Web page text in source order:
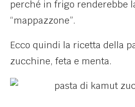
perché in frigo renderebbe
“mappazzone”.
Ecco quindi la ricetta della
zucchine, feta e menta.